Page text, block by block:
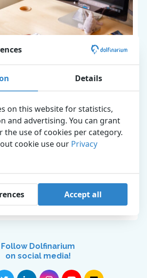
Follow Dolfinarium
on social media!
Details
on this website for statistics,
and advertising. You can grant
the use of cookies per category.
cookie use our Privacy
Accept all